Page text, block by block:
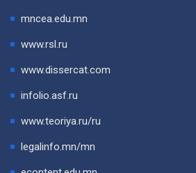
mncea.edu.mn
www.rsl.ru
www.dissercat.com
infolio.asf.ru
www.teoriya.ru/ru
legalinfo.mn/mn